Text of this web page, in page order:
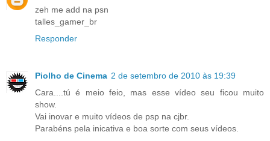
zeh me add na psn
talles_gamer_br
Responder
Piolho de Cinema 2 de setembro de 2010 às 19:39
Cara....tú é meio feio, mas esse vídeo seu ficou muito
show.
Vai inovar e muito vídeos de psp na cjbr.
Parabéns pela inicativa e boa sorte com seus vídeos.